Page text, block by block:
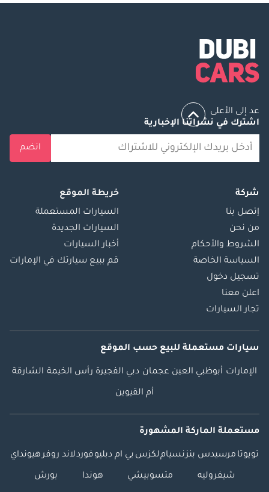
عد إلى الأعلى
اشترك في نشراتنا الإخبارية
انضم
شركة
إتصل بنا
من نحن
الشروط والأحكام
السياسة الخاصة
تسجيل دخول
اعلن معنا
تجار السيارات
خريطة الموقع
السيارات المستعملة
السيارات الجديدة
أخبار السيارات
قم ببيع سيارتك في الإمارات
سيارات مستعملة للبيع حسب الموقع
الإمارات أبوظبي العين عجمان دبي الفجيرة رأس الخيمة الشارقة
أم القيوين
مستعملة الماركة المشهورة
تويوتا مرسيدس بنزنسياملكزس بي ام دبليوفوردلاند روفرهيونداي
شيفروليه متسوبيشي هوندا بورش